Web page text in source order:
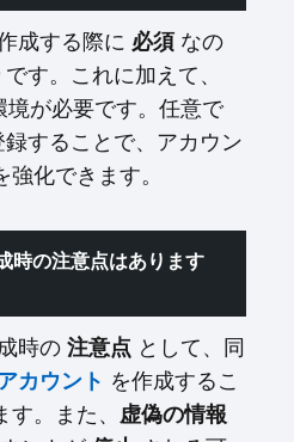
成する際に 必須 なの
です。これに加えて、
境が必要です。任意で
録することで、アカウン
強化できます。
時の注意点はあります
時の注意点 として、同
カウント を作成するこ
。また、 虚偽の情報